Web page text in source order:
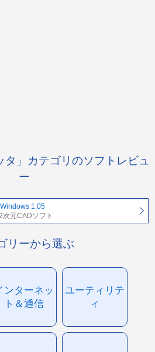
タ」カテゴリのソフトレビュ
ー
1.05
元CADソフト
リーから選ぶ
ンターネッ
ト＆通信
ユーティリテ
ィ